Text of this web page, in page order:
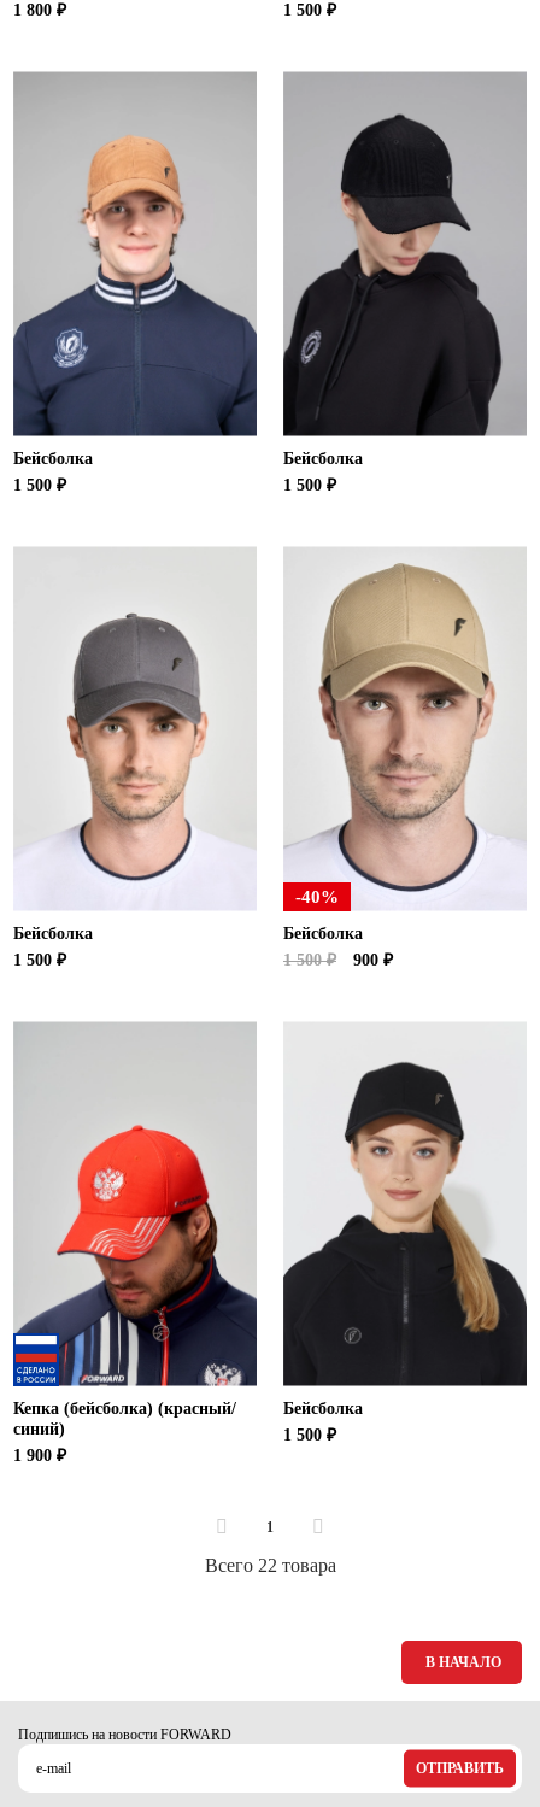
1 800 ₽
1 500 ₽
Бейсболка
1 500 ₽
Бейсболка
1 500 ₽
Бейсболка
1 500 ₽
-40%
Бейсболка
1 500 ₽
900 ₽
Кепка (бейсболка) (красный/
синий)
1 900 ₽
Бейсболка
1 500 ₽
1
Всего 22 товара
В НАЧАЛО
Подпишись на новости FORWARD
ОТПРАВИТЬ